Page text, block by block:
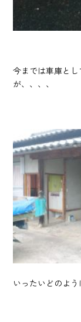
今までは車庫と
が、、、、
いったいどのよ